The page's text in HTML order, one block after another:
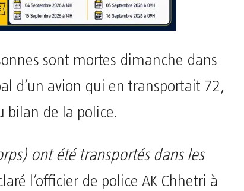
sont mortes dimanche dans
d’un avion qui en transportait 72,
bilan de la police.
ont été transportés dans les
l’officier de police AK Chhetri à